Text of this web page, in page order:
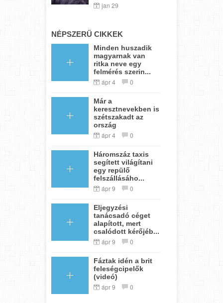
jan 29
NÉPSZERŰ CIKKEK
Minden huszadik
magyarnak van
ritka neve egy
felmérés szerin...
ápr 4 0
Már a
keresztnevekben is
szétszakadt az
ország
ápr 4 0
Háromszáz taxis
segített világítani
egy repülő
felszállásáho...
ápr 9 0
Eljegyzési
tanácsadó céget
alapított, mert
csalódott kérőjéb...
ápr 9 0
Fáztak idén a brit
feleségcipelők
(videó)
ápr 9 0